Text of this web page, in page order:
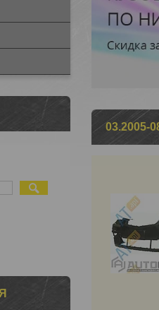
03.2005-